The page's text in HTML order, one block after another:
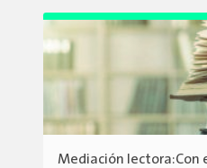
Mediación lectora:Con